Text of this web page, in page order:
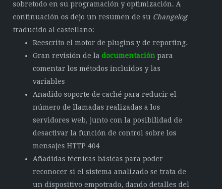
sobretodo en su programación y optimización. A
continuación os dejo un resumen de su Changelog
traducido al castellano:
Reescrito el motor de plugins y de reporting.
Gran revisión de ladocumentación para
comentar los métodos incluidos y las
variables
Añadido soporte de caché para reducir el
número de llamadas realizadas a los
servidores web, junto con la posibilidad de
desactivar la función de control sobre los
mensajes HTTP 404
Añadidas técnicas básicas para poder
reconocer si el sistema analizado se trata de
un dispositivo empotrado, dando detalles del